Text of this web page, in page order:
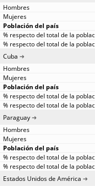
Cuba
Paraguay
Estados Unidos de América